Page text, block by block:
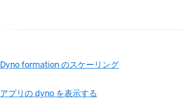
Dyno formation のスケーリング
アプリの dyno を表示する